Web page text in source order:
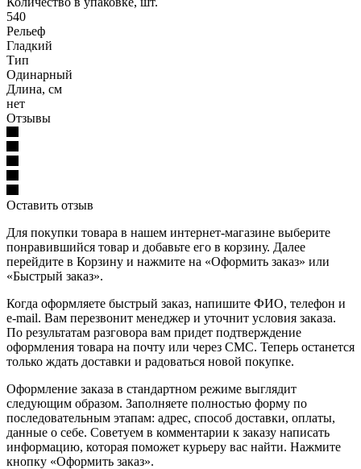
540
Рельеф
Гладкий
Тип
Одинарный
Длина, см
нет
Отзывы
Оставить отзыв
Для покупки товара в нашем интернет-магазине выберите
понравившийся товар и добавьте его в корзину. Далее
перейдите в Корзину и нажмите на «Оформить заказ» или
«Быстрый заказ».
Когда оформляете быстрый заказ, напишите ФИО, телефон и
e-mail. Вам перезвонит менеджер и уточнит условия заказа.
По результатам разговора вам придет подтверждение
оформления товара на почту или через СМС. Теперь останется
только ждать доставки и радоваться новой покупке.
Оформление заказа в стандартном режиме выглядит
следующим образом. Заполняете полностью форму по
последовательным этапам: адрес, способ доставки, оплаты,
данные о себе. Советуем в комментарии к заказу написать
информацию, которая поможет курьеру вас найти. Нажмите
кнопку «Оформить заказ».